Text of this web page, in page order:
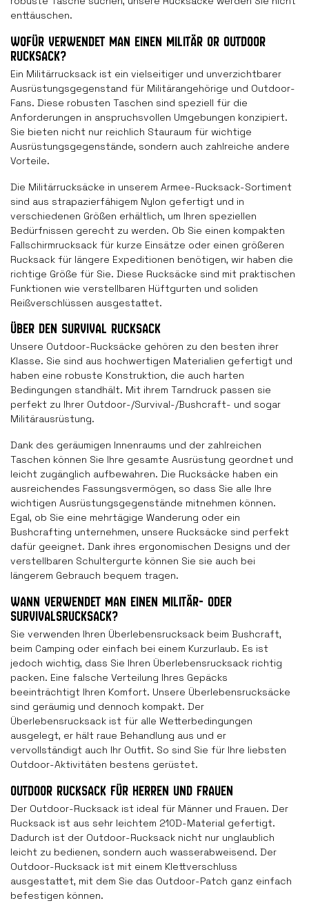
enttäuschen.
WOFÜR VERWENDET MAN EINEN MILITÄR OR OUTDOOR
RUCKSACK?
Ein Militärrucksack ist ein vielseitiger und unverzichtbarer
Ausrüstungsgegenstand für Militärangehörige und Outdoor-
Fans. Diese robusten Taschen sind speziell für die
Anforderungen in anspruchsvollen Umgebungen konzipiert.
Sie bieten nicht nur reichlich Stauraum für wichtige
Ausrüstungsgegenstände, sondern auch zahlreiche andere
Vorteile.
Die Militärrucksäcke in unserem Armee-Rucksack-Sortiment
sind aus strapazierfähigem Nylon gefertigt und in
verschiedenen Größen erhältlich, um Ihren speziellen
Bedürfnissen gerecht zu werden. Ob Sie einen kompakten
Fallschirmrucksack für kurze Einsätze oder einen größeren
Rucksack für längere Expeditionen benötigen, wir haben die
richtige Größe für Sie. Diese Rucksäcke sind mit praktischen
Funktionen wie verstellbaren Hüftgurten und soliden
Reißverschlüssen ausgestattet.
ÜBER DEN SURVIVAL RUCKSACK
Unsere Outdoor-Rucksäcke gehören zu den besten ihrer
Klasse. Sie sind aus hochwertigen Materialien gefertigt und
haben eine robuste Konstruktion, die auch harten
Bedingungen standhält. Mit ihrem Tarndruck passen sie
perfekt zu Ihrer Outdoor-/Survival-/Bushcraft- und sogar
Militärausrüstung.
Dank des geräumigen Innenraums und der zahlreichen
Taschen können Sie Ihre gesamte Ausrüstung geordnet und
leicht zugänglich aufbewahren. Die Rucksäcke haben ein
ausreichendes Fassungsvermögen, so dass Sie alle Ihre
wichtigen Ausrüstungsgegenstände mitnehmen können.
Egal, ob Sie eine mehrtägige Wanderung oder ein
Bushcrafting unternehmen, unsere Rucksäcke sind perfekt
dafür geeignet. Dank ihres ergonomischen Designs und der
verstellbaren Schultergurte können Sie sie auch bei
längerem Gebrauch bequem tragen.
WANN VERWENDET MAN EINEN MILITÄR- ODER
SURVIVALSRUCKSACK?
Sie verwenden Ihren Überlebensrucksack beim Bushcraft,
beim Camping oder einfach bei einem Kurzurlaub. Es ist
jedoch wichtig, dass Sie Ihren Überlebensrucksack richtig
packen. Eine falsche Verteilung Ihres Gepäcks
beeinträchtigt Ihren Komfort. Unsere Überlebensrucksäcke
sind geräumig und dennoch kompakt. Der
Überlebensrucksack ist für alle Wetterbedingungen
ausgelegt, er hält raue Behandlung aus und er
vervollständigt auch Ihr Outfit. So sind Sie für Ihre liebsten
Outdoor-Aktivitäten bestens gerüstet.
OUTDOOR RUCKSACK FÜR HERREN UND FRAUEN
Der Outdoor-Rucksack ist ideal für Männer und Frauen. Der
Rucksack ist aus sehr leichtem 210D-Material gefertigt.
Dadurch ist der Outdoor-Rucksack nicht nur unglaublich
leicht zu bedienen, sondern auch wasserabweisend. Der
Outdoor-Rucksack ist mit einem Klettverschluss
ausgestattet, mit dem Sie das Outdoor-Patch ganz einfach
befestigen können.